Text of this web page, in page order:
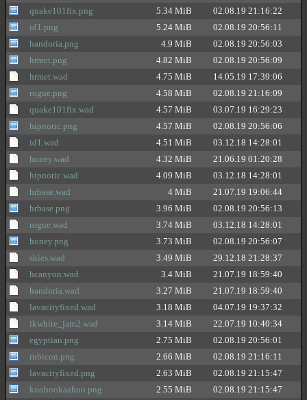
quake101fix.png
5.34 MiB
02.08.19 21:16:22
id1.png
5.24 MiB
02.08.19 20:56:11
handoria.png
4.9 MiB
02.08.19 20:56:03
hrmet.png
4.82 MiB
02.08.19 20:56:09
hrmet.wad
4.75 MiB
14.05.19 17:39:06
rogue.png
4.58 MiB
02.08.19 21:16:09
quake101fix.wad
4.57 MiB
03.07.19 16:29:23
hipnotic.png
4.57 MiB
02.08.19 20:56:06
id1.wad
4.51 MiB
03.12.18 14:28:01
honey.wad
4.32 MiB
21.06.19 01:20:28
hipnotic.wad
4.09 MiB
03.12.18 14:28:01
hrbase.wad
4 MiB
21.07.19 19:06:44
hrbase.png
3.96 MiB
02.08.19 20:56:13
rogue.wad
3.74 MiB
03.12.18 14:28:01
honey.png
3.73 MiB
02.08.19 20:56:07
skies.wad
3.49 MiB
29.12.18 21:28:37
hcanyon.wad
3.4 MiB
21.07.19 18:59:40
handoria.wad
3.27 MiB
21.07.19 18:59:40
lavacityfixed.wad
3.18 MiB
04.07.19 19:37:32
ikwhite_jam2.wad
3.14 MiB
22.07.19 10:40:34
egyptian.png
2.75 MiB
02.08.19 20:56:01
rubicon.png
2.66 MiB
02.08.19 21:16:11
lavacityfixed.png
2.63 MiB
02.08.19 21:15:47
koohookaahoo.png
2.55 MiB
02.08.19 21:15:47